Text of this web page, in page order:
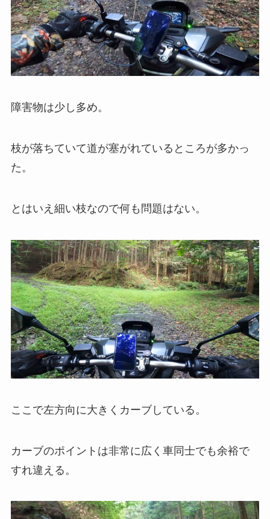
障害物は少し多め。
枝が落ちていて道が塞がれているところが多かっ
た。
とはいえ細い枝なので何も問題はない。
ここで左方向に大きくカーブしている。
カーブのポイントは非常に広く車同士でも余裕で
すれ違える。